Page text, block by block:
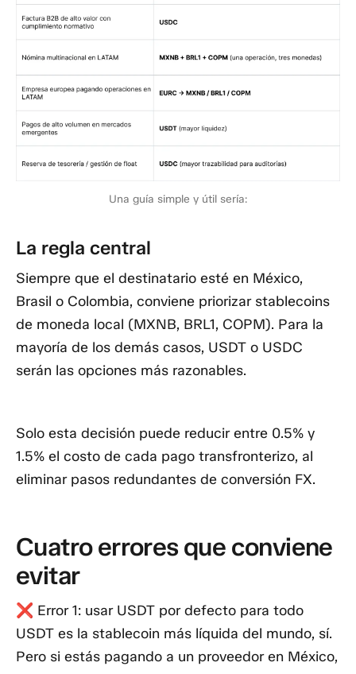
Una guía simple y útil sería:
La regla central
Siempre que el destinatario esté en México,
Brasil o Colombia, conviene priorizar stablecoins
de moneda local (MXNB, BRL1, COPM). Para la
mayoría de los demás casos, USDT o USDC
serán las opciones más razonables.
Solo esta decisión puede reducir entre 0.5% y
1.5% el costo de cada pago transfronterizo, al
eliminar pasos redundantes de conversión FX.
Cuatro errores que conviene
evitar
❌ Error 1: usar USDT por defecto para todo
USDT es la stablecoin más líquida del mundo, sí.
Pero si estás pagando a un proveedor en México,